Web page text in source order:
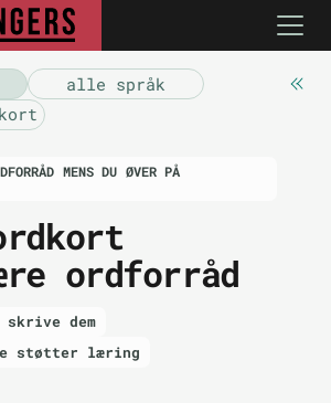
alle språk
MENS DU ØVER PÅ
ordforråd
dem
støtter læring